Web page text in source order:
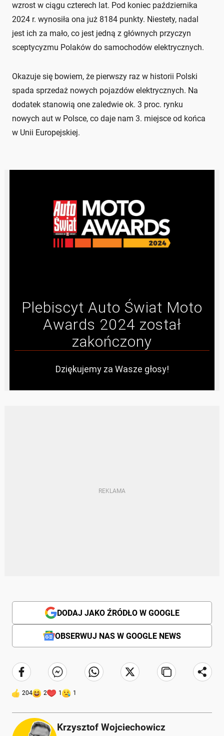
wzrost w ciągu czterech lat. Pod koniec października
2024 r. wynosiła ona już 8184 punkty. Niestety, nadal
jest ich za mało, co jest jedną z głównych przyczyn
sceptycyzmu Polaków do samochodów elektrycznych.
Okazuje się bowiem, że pierwszy raz w historii Polski
spada sprzedaż nowych pojazdów elektrycznych. Na
dodatek stanowią one zaledwie ok. 3 proc. rynku
nowych aut w Polsce, co daje nam 3. miejsce od końca
w Unii Europejskiej.
DODAJ JAKO ŹRÓDŁO W GOOGLE
OBSERWUJ NAS W GOOGLE NEWS
204 2 1 1
Krzysztof Wojciechowicz